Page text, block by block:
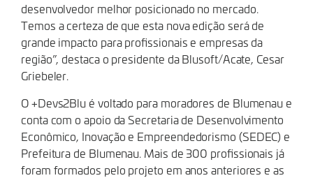
desenvolvedor melhor posicionado no mercado.
Temos a certeza de que esta nova edição será de
grande impacto para profissionais e empresas da
região”, destaca o presidente da Blusoft/Acate, Cesar
Griebeler.
O +Devs2Blu é voltado para moradores de Blumenau e
conta com o apoio da Secretaria de Desenvolvimento
Econômico, Inovação e Empreendedorismo (SEDEC) e
Prefeitura de Blumenau. Mais de 300 profissionais já
foram formados pelo projeto em anos anteriores e as